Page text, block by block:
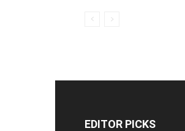
EDITOR PICKS